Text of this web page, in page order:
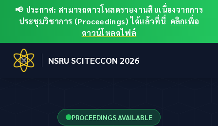
📢 ประกาศ: สามารถดาวโหลดรายงานสืบเนื่องจากการ
ประชุมวิชาการ (Proceedings) ได้แล้วที่นี่ คลิกเพื่อ
ดาวน์โหลดไฟล์
NSRU SCITECCON 2026
PROCEEDINGS AVAILABLE